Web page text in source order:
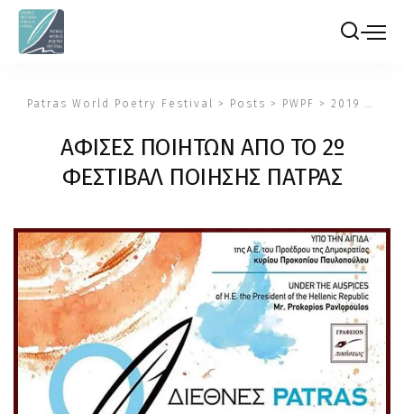
Patras World Poetry Festival > Posts > PWPF > 2019
ΑΦΙΣΕΣ ΠΟΙΗΤΩΝ ΑΠΟ ΤΟ 2º
ΦΕΣΤΙΒΑΛ ΠΟΙΗΣΗΣ ΠΑΤΡΑΣ